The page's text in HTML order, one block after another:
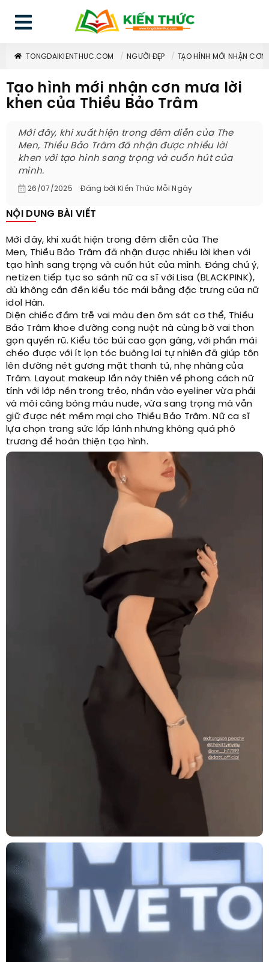
TONGDAIKIENTHUC.COM NGƯỜI ĐẸP TẠO HÌNH MỚI NHẬN
Tạo hình mới nhận cơn mưa lời
khen của Thiều Bảo Trâm
Mới đây, khi xuất hiện trong đêm diễn của The
Men, Thiều Bảo Trâm đã nhận được nhiều lời
khen với tạo hình sang trọng và cuốn hút của
mình.
26/07/2025 Đăng bởi Kiến Thức Mỗi Ngày
NỘI DUNG BÀI VIẾT
Mới đây, khi xuất hiện trong đêm diễn của The
Men, Thiều Bảo Trâm đã nhận được nhiều lời khen với
tạo hình sang trọng và cuốn hút của mình. Đáng chú ý,
netizen tiếp tục so sánh nữ ca sĩ với Lisa (BLACKPINK),
dù không cần đến kiểu tóc mái bằng đặc trưng của nữ
idol Hàn.
Diện chiếc đầm trễ vai màu đen ôm sát cơ thể, Thiều
Bảo Trâm khoe đường cong nuột nà cùng bờ vai thon
gọn quyến rũ. Kiểu tóc búi cao gọn gàng, với phần mái
chéo được với ít lọn tóc buông lơi tự nhiên đã giúp tôn
lên đường nét gương mặt thanh tú, nhẹ nhàng của
Trâm. Layout makeup lần này thiên về phong cách nữ
tính với lớp nền trong trẻo, nhấn vào eyeliner vừa phải
và môi căng bóng màu nude, vừa sang trọng mà vẫn
giữ được nét mềm mại cho Thiều Bảo Trâm. Nữ ca sĩ
lựa chọn trang sức lấp lánh nhưng không quá phô
trương để hoàn thiện tạo hình.